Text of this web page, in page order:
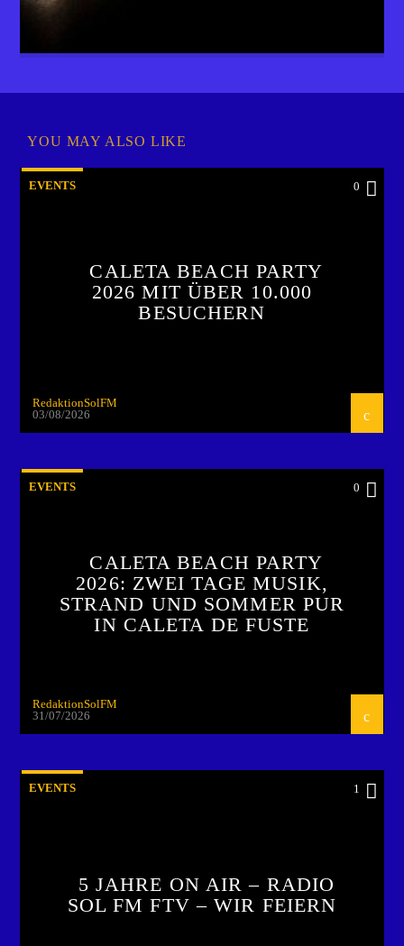
YOU MAY ALSO LIKE
EVENTS 0
CALETA BEACH PARTY
2026 MIT ÜBER 10.000
BESUCHERN
RedaktionSolFM
03/08/2026
EVENTS 0
CALETA BEACH PARTY
2026: ZWEI TAGE MUSIK,
STRAND UND SOMMER PUR
IN CALETA DE FUSTE
RedaktionSolFM
31/07/2026
EVENTS 1
5 JAHRE ON AIR – RADIO
SOL FM FTV – WIR FEIERN